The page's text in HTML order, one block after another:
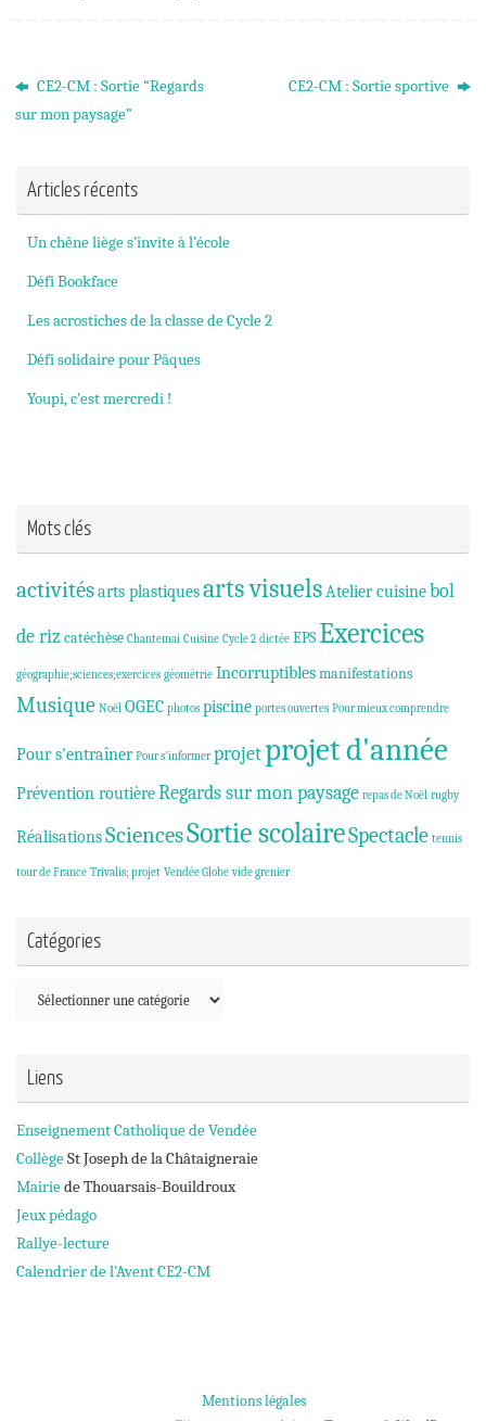
CE2-CM : Sortie “Regards
sur mon paysage”
CE2-CM : Sortie sportive
Articles récents
Un chêne liège s’invite à l’école
Défi Bookface
Les acrostiches de la classe de Cycle 2
Défi solidaire pour Pâques
Youpi, c’est mercredi !
Mots clés
activitésarts plastiquesarts visuelsAtelier cuisinebol
de riz catéchèse Chantemai Cuisine Cycle 2 dictée EPSExercices
géographie;sciences;exercices géométrie Incorruptiblesmanifestations
Musique Noël OGEC photos piscine portes ouvertes Pour mieux comprendre
Pour s'entraîner Pour s'informer projetprojet d'année
Prévention routièreRegards sur mon paysage repas de Noël rugby
RéalisationsSciencesSortie scolaireSpectacle tennis
tour de France Trivalis; projet Vendée Globe vide grenier
Catégories
Catégories
Liens
Enseignement Catholique de Vendée
CollègeSt Joseph de la Châtaigneraie
Mairiede Thouarsais-Bouildroux
Jeux pédago
Rallye-lecture
Calendrier de l'Avent CE2-CM
Mentions légales